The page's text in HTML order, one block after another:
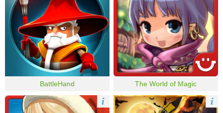
BattleHand The World of Magic
i i